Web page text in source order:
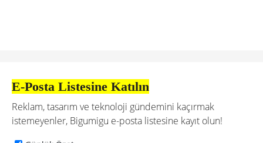
E-Posta Listesine Katılın
Reklam, tasarım ve teknoloji gündemini kaçırmak
istemeyenler, Bigumigu e-posta listesine kayıt olun!